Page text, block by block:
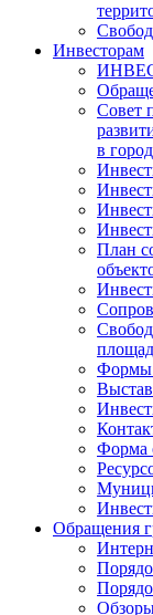
Инвесторам
Совет
в
План
Формы
Форма
Обращения